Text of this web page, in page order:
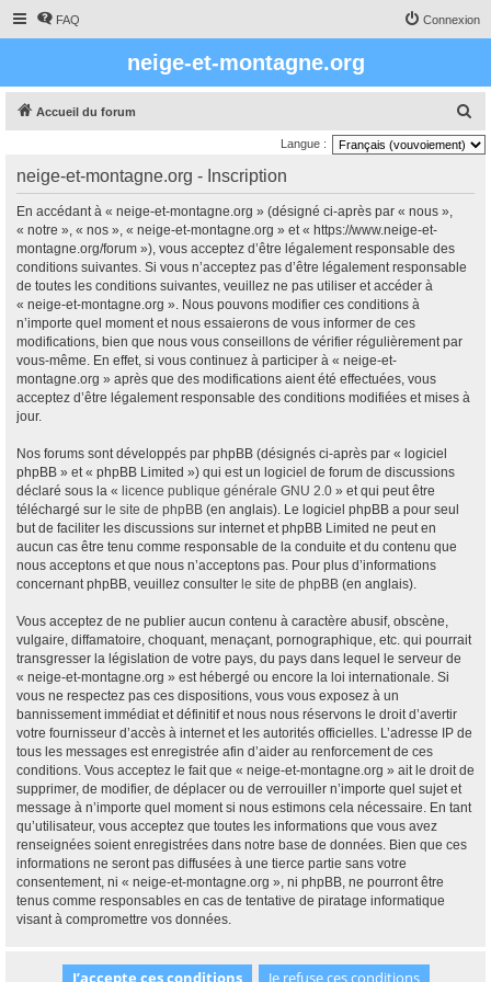
FAQ Connexion
neige-et-montagne.org
Accueil du forum
e
Langue :
neige-et-montagne.org - Inscription
En accédant à « neige-et-montagne.org » (désigné ci-après par « nous »,
« notre », « nos », « neige-et-montagne.org » et « https://www.neige-et-
montagne.org/forum »), vous acceptez d’être légalement responsable des
conditions suivantes. Si vous n’acceptez pas d’être légalement responsable
de toutes les conditions suivantes, veuillez ne pas utiliser et accéder à
« neige-et-montagne.org ». Nous pouvons modifier ces conditions à
n’importe quel moment et nous essaierons de vous informer de ces
modifications, bien que nous vous conseillons de vérifier régulièrement par
vous-même. En effet, si vous continuez à participer à « neige-et-
montagne.org » après que des modifications aient été effectuées, vous
acceptez d’être légalement responsable des conditions modifiées et mises à
jour.
Nos forums sont développés par phpBB (désignés ci-après par « logiciel
phpBB » et « phpBB Limited ») qui est un logiciel de forum de discussions
déclaré sous la « licence publique générale GNU 2.0 » et qui peut être
téléchargé sur le site de phpBB (en anglais). Le logiciel phpBB a pour seul
but de faciliter les discussions sur internet et phpBB Limited ne peut en
aucun cas être tenu comme responsable de la conduite et du contenu que
nous acceptons et que nous n’acceptons pas. Pour plus d’informations
concernant phpBB, veuillez consulter le site de phpBB (en anglais).
Vous acceptez de ne publier aucun contenu à caractère abusif, obscène,
vulgaire, diffamatoire, choquant, menaçant, pornographique, etc. qui pourrait
transgresser la législation de votre pays, du pays dans lequel le serveur de
« neige-et-montagne.org » est hébergé ou encore la loi internationale. Si
vous ne respectez pas ces dispositions, vous vous exposez à un
bannissement immédiat et définitif et nous nous réservons le droit d’avertir
votre fournisseur d’accès à internet et les autorités officielles. L’adresse IP de
tous les messages est enregistrée afin d’aider au renforcement de ces
conditions. Vous acceptez le fait que « neige-et-montagne.org » ait le droit de
supprimer, de modifier, de déplacer ou de verrouiller n’importe quel sujet et
message à n’importe quel moment si nous estimons cela nécessaire. En tant
qu’utilisateur, vous acceptez que toutes les informations que vous avez
renseignées soient enregistrées dans notre base de données. Bien que ces
informations ne seront pas diffusées à une tierce partie sans votre
consentement, ni « neige-et-montagne.org », ni phpBB, ne pourront être
tenus comme responsables en cas de tentative de piratage informatique
visant à compromettre vos données.